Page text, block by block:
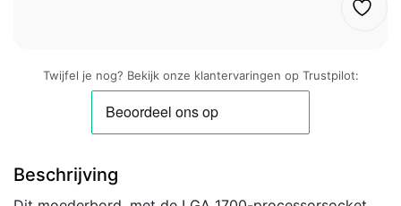
Twijfel je nog? Bekijk onze klantervaringen op Trustpilot:
Beschrijving